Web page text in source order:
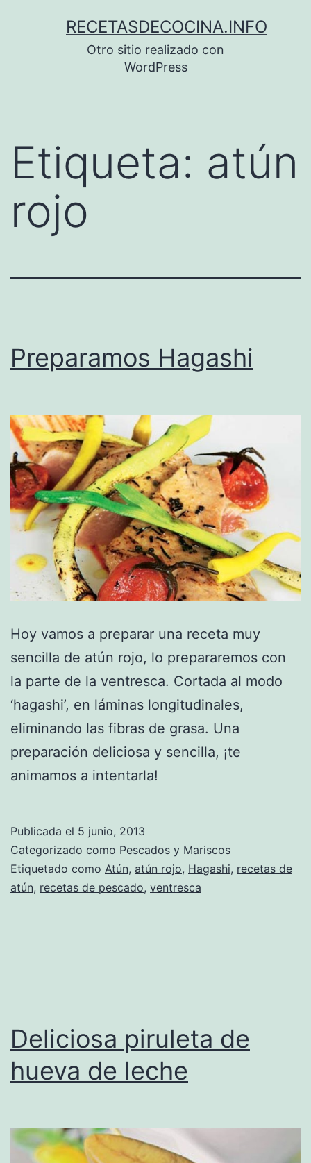
RECETASDECOCINA.INFO
Otro sitio realizado con
WordPress
Etiqueta: atún
rojo
Preparamos Hagashi
Hoy vamos a preparar una receta muy
sencilla de atún rojo, lo prepararemos con
la parte de la ventresca. Cortada al modo
‘hagashi’, en láminas longitudinales,
eliminando las fibras de grasa. Una
preparación deliciosa y sencilla, ¡te
animamos a intentarla!
Publicada el 5 junio, 2013
Categorizado como Pescados y Mariscos
Etiquetado como Atún, atún rojo, Hagashi, recetas de
atún, recetas de pescado, ventresca
Deliciosa piruleta de
hueva de leche